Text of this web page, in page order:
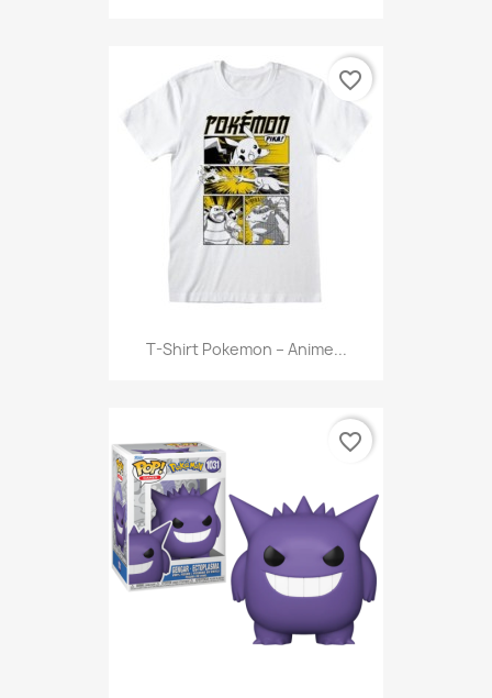
T-Shirt Pokemon – Anime...
favorite_border
favorite_border